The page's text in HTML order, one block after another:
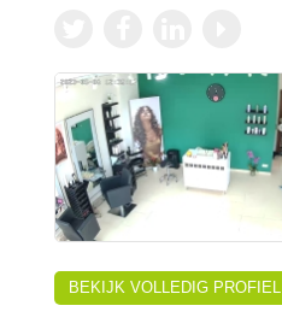
BEKIJK VOLLEDIG PROFIEL